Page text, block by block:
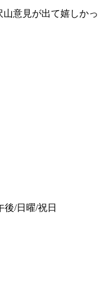
意見が出て嬉しかっ
/日曜/祝日